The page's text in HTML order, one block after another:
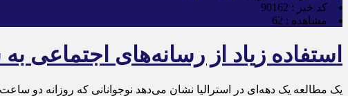
کد خبر : 90162
مشاهده : 62
استفاده زیاد از رسانه‌های
یک مطالعه یک دهه‌ای در استرالیا نشان می‌دهد نوجوانانی که روزانه دو